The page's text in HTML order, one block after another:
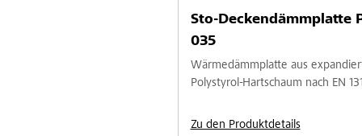
Sto-Deckendämmplatte
035
Wärmedämmplatte aus
Polystyrol-Hartschaum nach EN
Zu den Produktdetails